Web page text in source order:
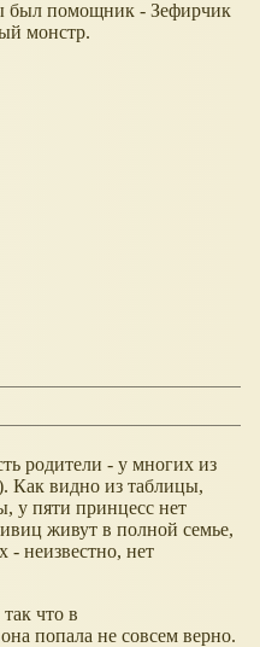
был помощник - Зефирчик
монстр.
родители - у многих из
Как видно из таблицы,
у пяти принцесс нет
живут в полной семье,
- неизвестно, нет
что в
попала не совсем верно.